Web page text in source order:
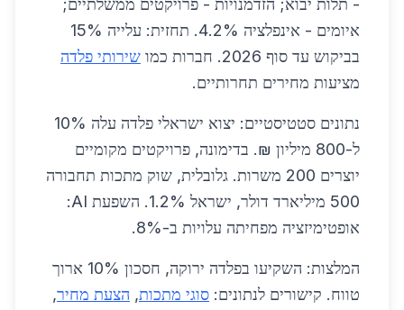
- תלות יבוא; הזדמנויות - פרויקטים ממשלתיים;
איומים - אינפלציה 4.2%. תחזית: עלייה 15%
בביקוש עד סוף 2026. חברות כמו
שירותי פלדה
מציעות מחירים תחרותיים.
נתונים סטטיסטיים: יצוא ישראלי פלדה עלה 10%
ל-800 מיליון ₪. בדימונה, פרויקטים מקומיים
יוצרים 200 משרות. גלובלית, שוק מתכות תחבורה
500 מיליארד דולר, ישראל 1.2%. השפעת AI:
אופטימיזציה מפחיתה עלויות ב-8%.
המלצות: השקיעו בפלדה ירוקה, חסכון 10% ארוך
טווח. קישורים לנתונים: סוגי מתכות, הצעת מחיר,